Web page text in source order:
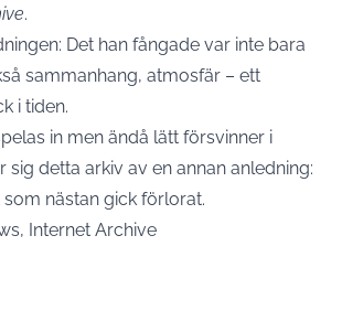
.
Det han fångade var inte bara
sammanhang, atmosfär – ett
i tiden.
in men ändå lätt försvinner i
sig detta arkiv av en annan anledning:
nästan gick förlorat.
Internet Archive